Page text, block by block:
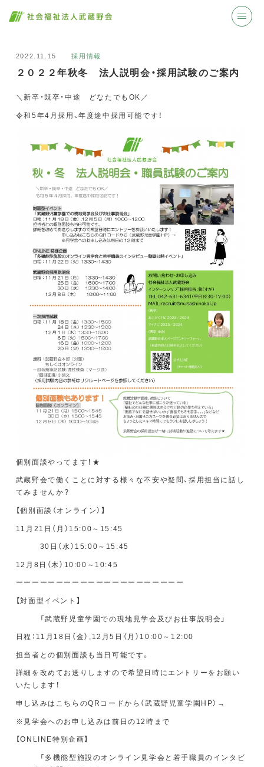
2022.11.15 採用情報
２０２２年秋冬 法人説明会・採用試験のご案内
＼新卒・既卒・中途 どなたでもOK／
令和5年4月採用、年度途中採用可能です！
個別面談やってます！★
武蔵野会で働くことに対する様々な不安や疑問、採用担当に話し
てみませんか？
【個別面談（オンライン） 】
11月21日（月）15:00～15:45
30日（水）15:00～15:45
12月8日（木）10:00～10:45
ーーーーーーーーーーーーーーーーーーーーー
【対面型イベント 】
「武蔵野児童学園での現地見学会及びお仕事説明会」
日程：11月18日（金）,12月5日（月）10:00～12:00
担当者との個別面談も当日可能です。
詳細を改めてお送りしますので希望日時にエントリーをお願い
いたします！
申し込みはこちらのQRコードから（武蔵野児童学園HP）→
※見学会へのお申し込みは前日の12時まで
【ONLINE特別企画】
「多機能型施設のオンライン見学会と若手職員のインタビ